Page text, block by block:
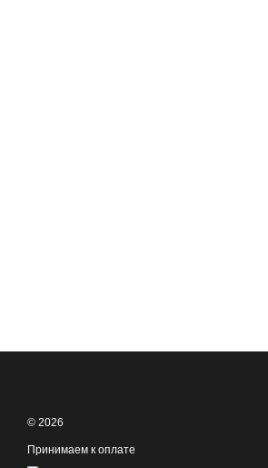
© 2026
Принимаем к оплате